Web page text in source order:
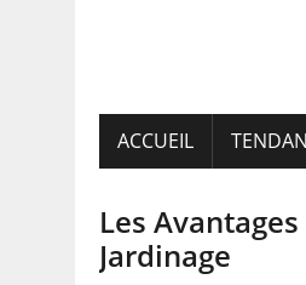
ACCUEIL
Les
Jardinage